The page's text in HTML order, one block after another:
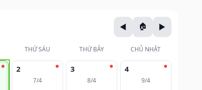
THỨ SÁU THỨ BẢY CHỦ NHẬT
2
7/4
3
8/4
4
9/4